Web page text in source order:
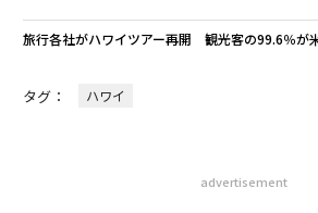
旅行各社がハワイツアー再開 観光客の99.6％が
タグ： ハワイ
advertisement